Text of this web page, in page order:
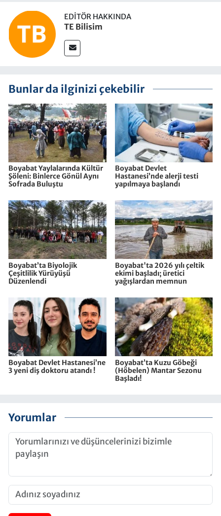
EDITÖR HAKKINDA
TE Bilisim
Bunlar da ilginizi çekebilir
Boyabat Yaylalarında Kültür
Şöleni: Binlerce Gönül Aynı
Sofrada Buluştu
Boyabat Devlet
Hastanesi’nde alerji testi
yapılmaya başlandı
Boyabat’ta Biyolojik
Çeşitlilik Yürüyüşü
Düzenlendi
Boyabat'ta 2026 yılı çeltik
ekimi başladı; üretici
yağışlardan memnun
Boyabat Devlet Hastanesi’ne
3 yeni diş doktoru atandı !
Boyabat’ta Kuzu Göbeği
(Höbelen) Mantar Sezonu
Başladı!
Yorumlar